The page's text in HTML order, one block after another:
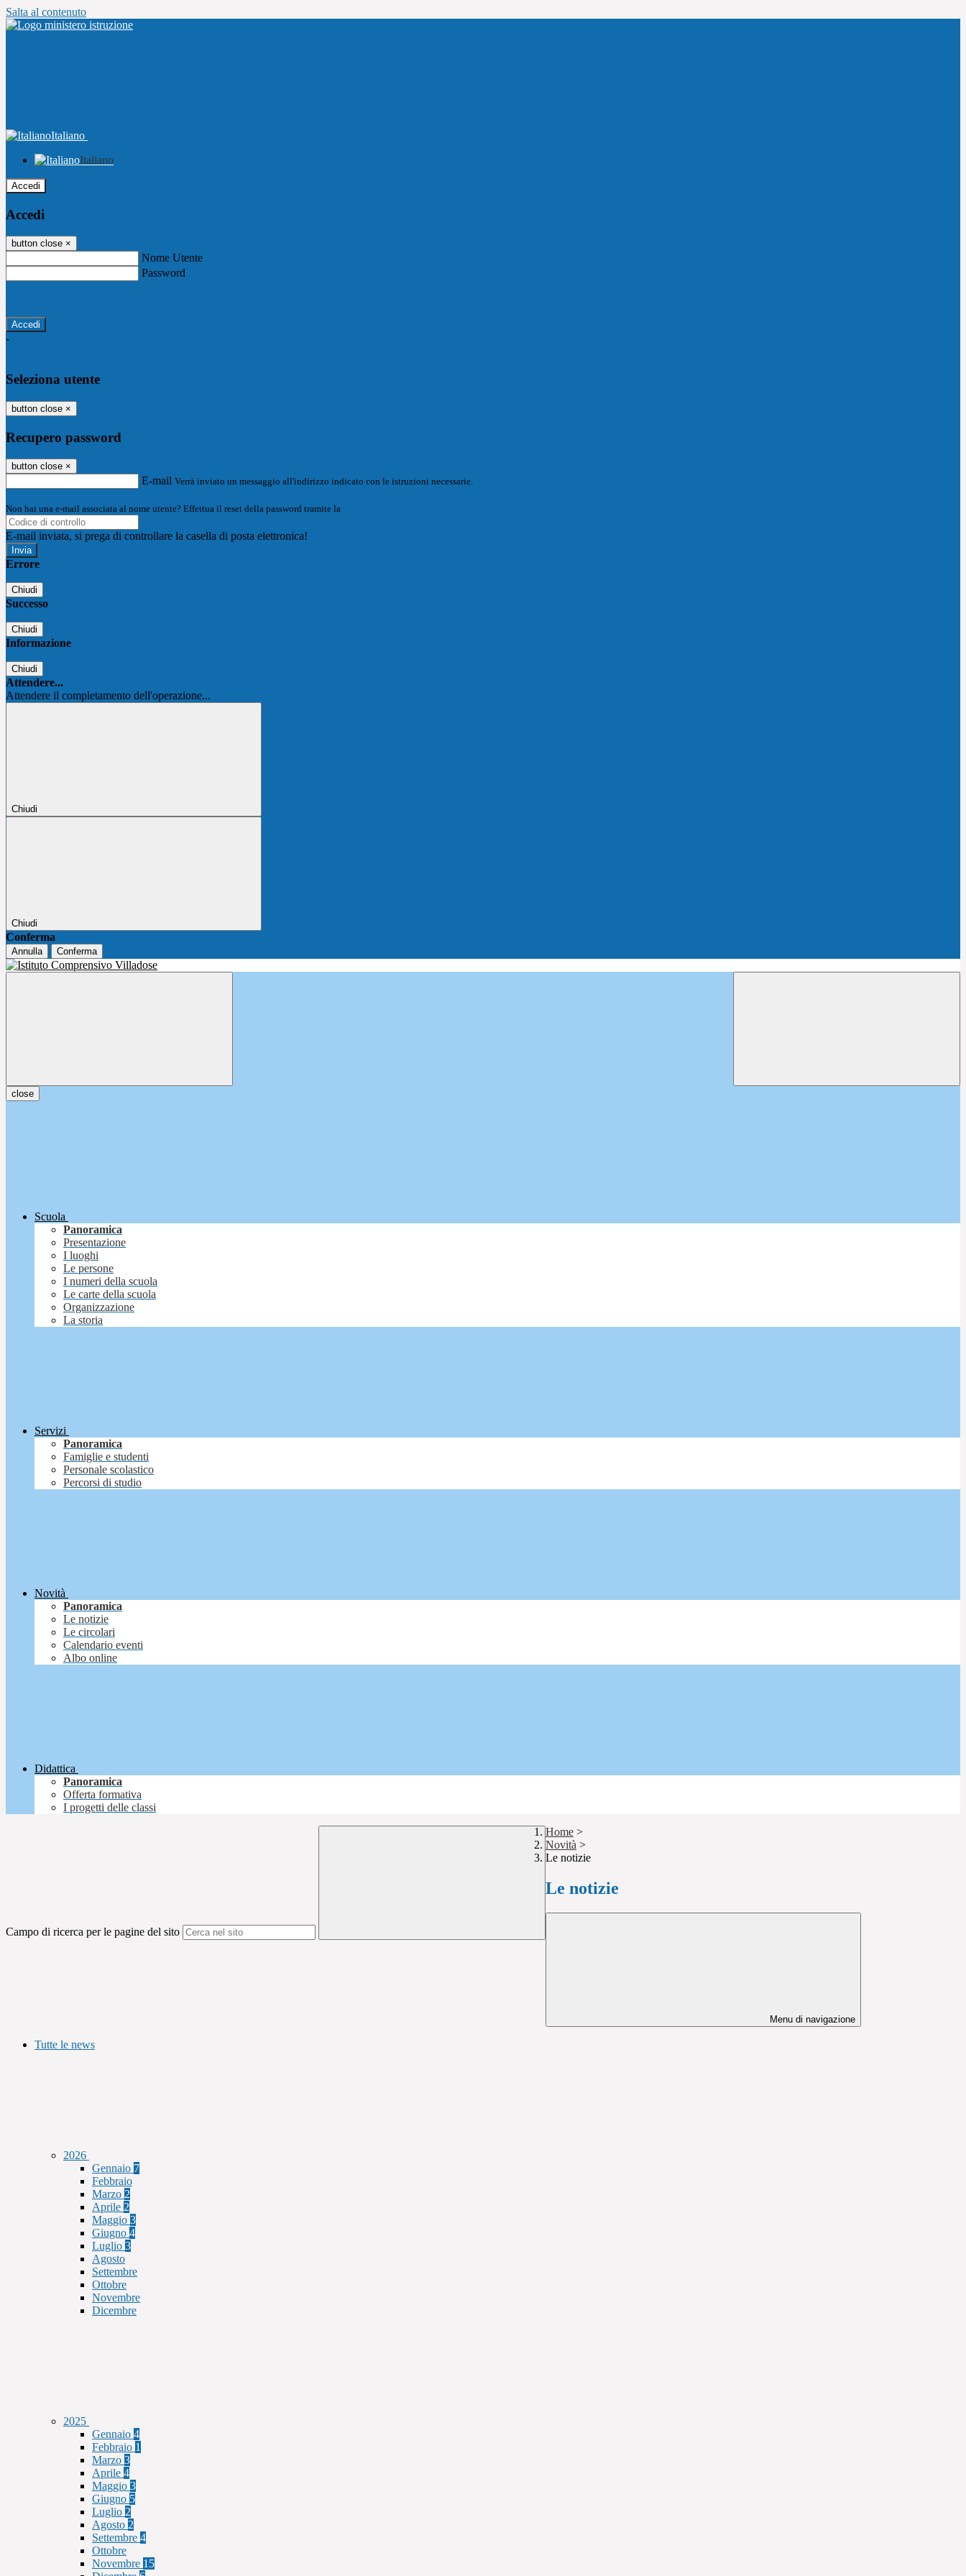
Salta al contenuto
Italiano
Italiano
Accedi
Accedi
button close ×
Nome Utente
Password
-
Seleziona utente
button close ×
Recupero password
button close ×
E-mail Verrà inviato un messaggio all'indirizzo indicato con le istruzioni necessarie.
Non hai una e-mail associata al nome utente? Effettua il reset della password tramite la
E-mail inviata, si prega di controllare la casella di posta elettronica!
Errore
Chiudi
Successo
Chiudi
Informazione
Chiudi
Attendere...
Attendere il completamento dell'operazione...
Chiudi
Chiudi
Conferma
Annulla Conferma
close
Scuola
Panoramica
Presentazione
I luoghi
Le persone
I numeri della scuola
Le carte della scuola
Organizzazione
La storia
Servizi
Panoramica
Famiglie e studenti
Personale scolastico
Percorsi di studio
Novità
Panoramica
Le notizie
Le circolari
Calendario eventi
Albo online
Didattica
Panoramica
Offerta formativa
I progetti delle classi
Campo di ricerca per le pagine del sito
Home >
Novità >
Le notizie
Le notizie
Menu di navigazione
Tutte le news
2026
Gennaio 7
Febbraio
Marzo 2
Aprile 2
Maggio 3
Giugno 4
Luglio 3
Agosto
Settembre
Ottobre
Novembre
Dicembre
2025
Gennaio 4
Febbraio 1
Marzo 3
Aprile 4
Maggio 3
Giugno 5
Luglio 2
Agosto 2
Settembre 4
Ottobre
Novembre 15